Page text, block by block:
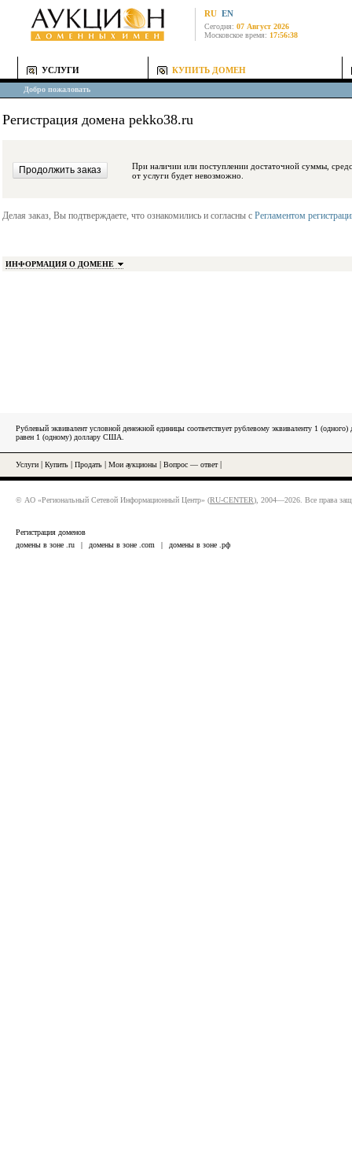
RU EN
Сегодня: 07 Август 2026
Московское время: 17:56:38
УСЛУГИ КУПИТЬ ДОМЕН
Добро пожаловать
Регистрация домена pekko38.ru
При наличии или поступлении достаточной суммы, средства будут
от услуги будет невозможно.
Делая заказ, Вы подтверждаете, что ознакомились и согласны с Регламентом
ИНФОРМАЦИЯ О ДОМЕНЕ
Рублевый эквивалент условной денежной единицы соответствует рублевому эквиваленту 1
равен 1 (одному) доллару США.
Услуги Купить Продать Мои аукционы Вопрос — ответ|
© АО «Региональный Сетевой Информационный Центр» (RU-CENTER), 2004—2026. Все права
Регистрация доменов
домены в зоне .ru
| домены в зоне .com | домены в зоне .рф